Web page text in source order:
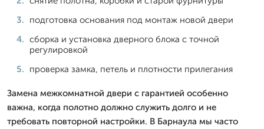
подготовка основания под монтаж новой двери
сборка и установка дверного блока с точной
регулировкой
проверка замка, петель и плотности прилегания
Замена межкомнатной двери с гарантией особенно
важна, когда полотно должно служить долго и не
требовать повторной настройки. В Барнаула мы часто